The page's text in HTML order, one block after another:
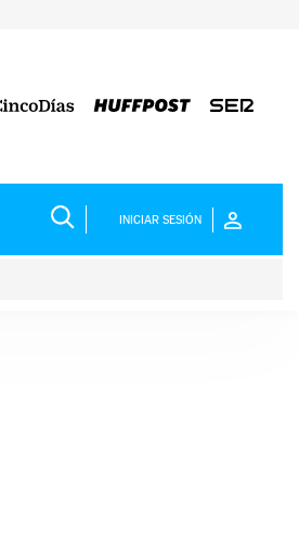
INICIAR SESIÓN